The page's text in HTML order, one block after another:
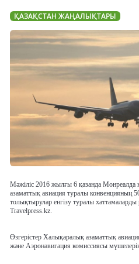
ҚАЗАҚСТАН ЖАҢАЛЫҚТАРЫ
Мәжіліс 2016 жылғы 6 қазанда
азаматтық авиация туралы конвенцияның
толықтырулар енгізу туралы
Travelpress.kz.
Өзгерістер Халықаралық азаматтық
және Аэронавигация комиссиясы